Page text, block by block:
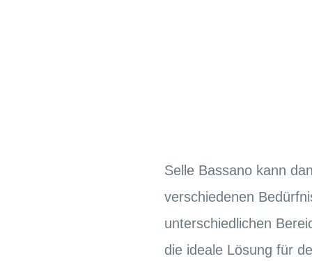
Selle Bassano kann
verschiedenen
unterschiedlichen
die ideale Lösung für